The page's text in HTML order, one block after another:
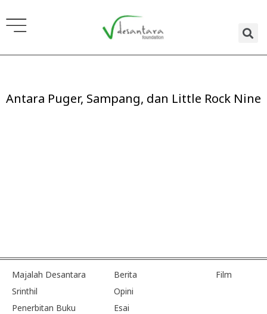
ke
konten
Antara Puger, Sampang, dan Little Rock Nine
Majalah Desantara
Srinthil
Penerbitan Buku
Berita
Opini
Esai
Film